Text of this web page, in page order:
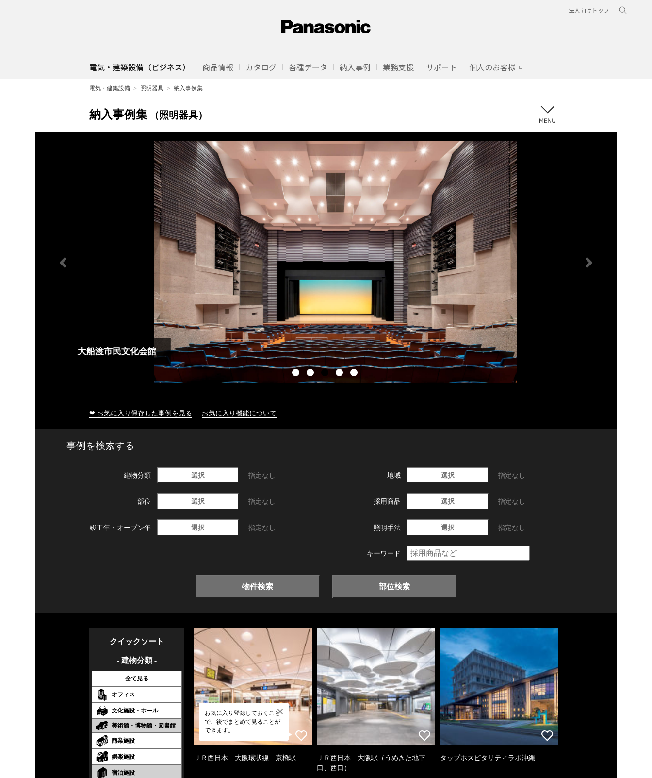
法人向けトップ
電気・建築設備（ビジネス） 商品情報 カタログ 各種データ 納入事例 業務支援 サポート 個人のお客様
電気・建築設備 照明器具 納入事例集
納入事例集 （照明器具）
大船渡市民文化会館
❤ お気に入り保存した事例を見る お気に入り機能について
事例を検索する
建物分類 選択 指定なし 地域 選択 指定なし
部位 選択 指定なし 採用商品 選択 指定なし
竣工年・ オープン年 選択 指定なし 照明手法 選択 指定なし
キーワード
物件検索 部位検索
クイックソート
- 建物分類 -
全て見る
オフィス
文化施設・ホール
美術館・博物館・図書館
商業施設
娯楽施設
宿泊施設
お気に入り登録しておくこと
で、後でまとめて見ることが
できます。
ＪＲ西日本 大阪環状線 京橋駅
ＪＲ西日本 大阪駅（うめきた地下
口、西口）
タップホスピタリティラボ沖縄